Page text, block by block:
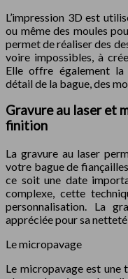
L’impression 3D est
ou même des moules
permet de réaliser des
voire impossibles, à
Elle offre également la
détail de la bague, des
Gravure au laser et
finition
La gravure au laser
votre bague de
ce soit une date
complexe, cette
personnalisation. La
appréciée pour sa
Le micropavage
Le micropavage est une